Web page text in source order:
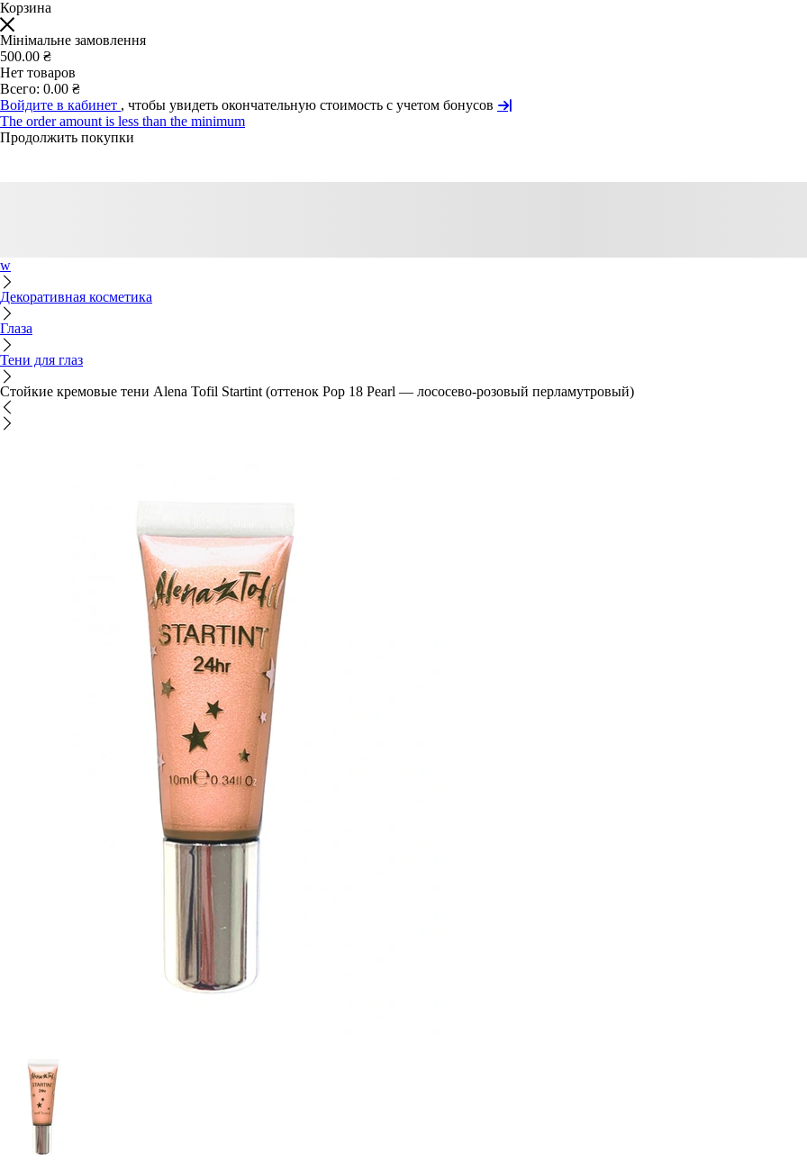
Корзина
Мінімальне замовлення
500.00 ₴
Нет товаров
Всего: 0.00 ₴
Войдите в кабинет , чтобы увидеть окончательную стоимость с учетом бонусов
The order amount is less than the minimum
Продолжить покупки
w
Декоративная косметика
Глаза
Тени для глаз
Стойкие кремовые тени Alena Tofil Startint (оттенок Pop 18 Pearl — лососево-розовый перламутровый)